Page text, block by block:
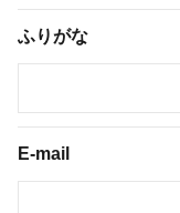
ふりがな
E-mail